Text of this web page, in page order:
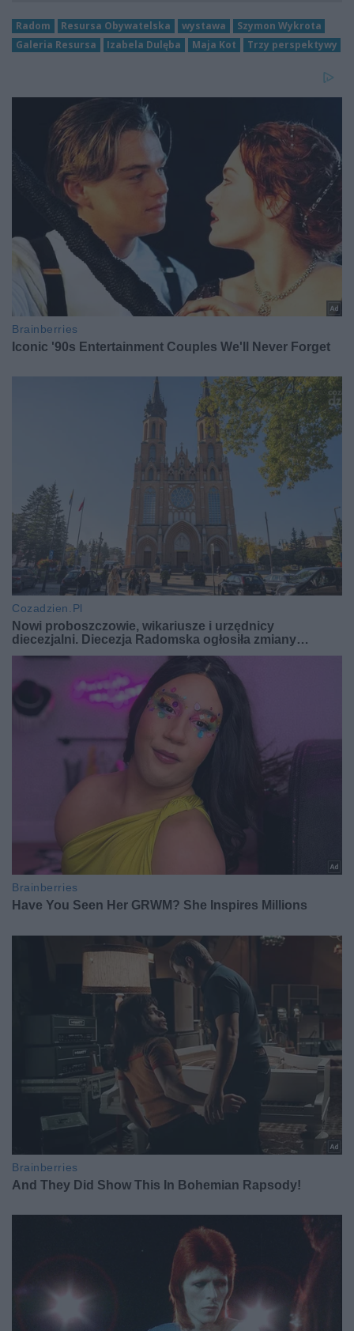
Radom Resursa Obywatelska wystawa
Szymon Wykrota
Galeria Resursa
Izabela Dulęba Maja Kot Trzy perspektywy